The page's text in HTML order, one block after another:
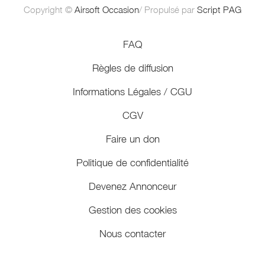
Copyright © Airsoft Occasion/ Propulsé par Script PAG
FAQ
Règles de diffusion
Informations Légales / CGU
CGV
Faire un don
Politique de confidentialité
Devenez Annonceur
Gestion des cookies
Nous contacter